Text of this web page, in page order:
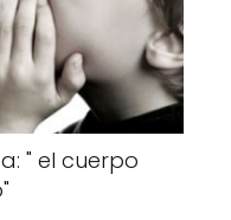
" el cuerpo